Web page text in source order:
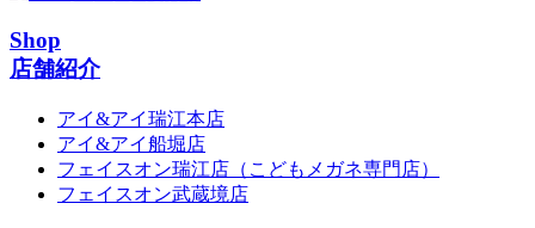
Shop
店舗紹介
アイ&アイ瑞江本店
アイ&アイ船堀店
フェイスオン瑞江店 （こどもメガネ専門店）
フェイスオン武蔵境店